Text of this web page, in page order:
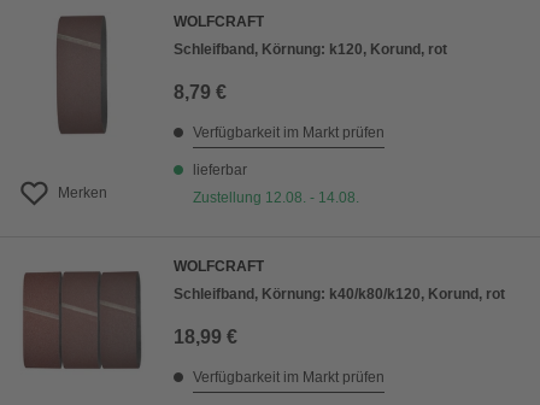
Merken
WOLFCRAFT
Schleifband, Körnung: k120, Korund, rot
8,79 €
Verfügbarkeit im Markt prüfen
lieferbar
Zustellung 12.08. - 14.08.
WOLFCRAFT
Schleifband, Körnung: k40/k80/k120, Korund, rot
18,99 €
Verfügbarkeit im Markt prüfen